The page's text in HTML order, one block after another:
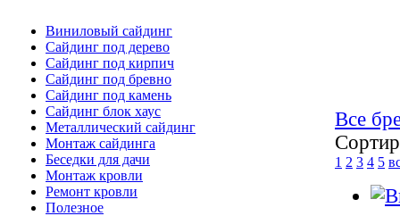
Виниловый сайдинг
Сайдинг под дерево
Сайдинг под кирпич
Сайдинг под бревно
Сайдинг под камень
Cайдинг блок хаус
Металлический сайдинг
Монтаж сайдинга
Беседки для дачи
Монтаж кровли
Ремонт кровли
Полезное
Все
1 2 3 4 5